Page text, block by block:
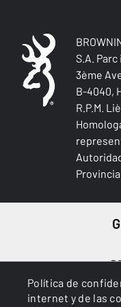
Política de
internet y de las
S.A.
3ème
B-4040,
R.P.M.